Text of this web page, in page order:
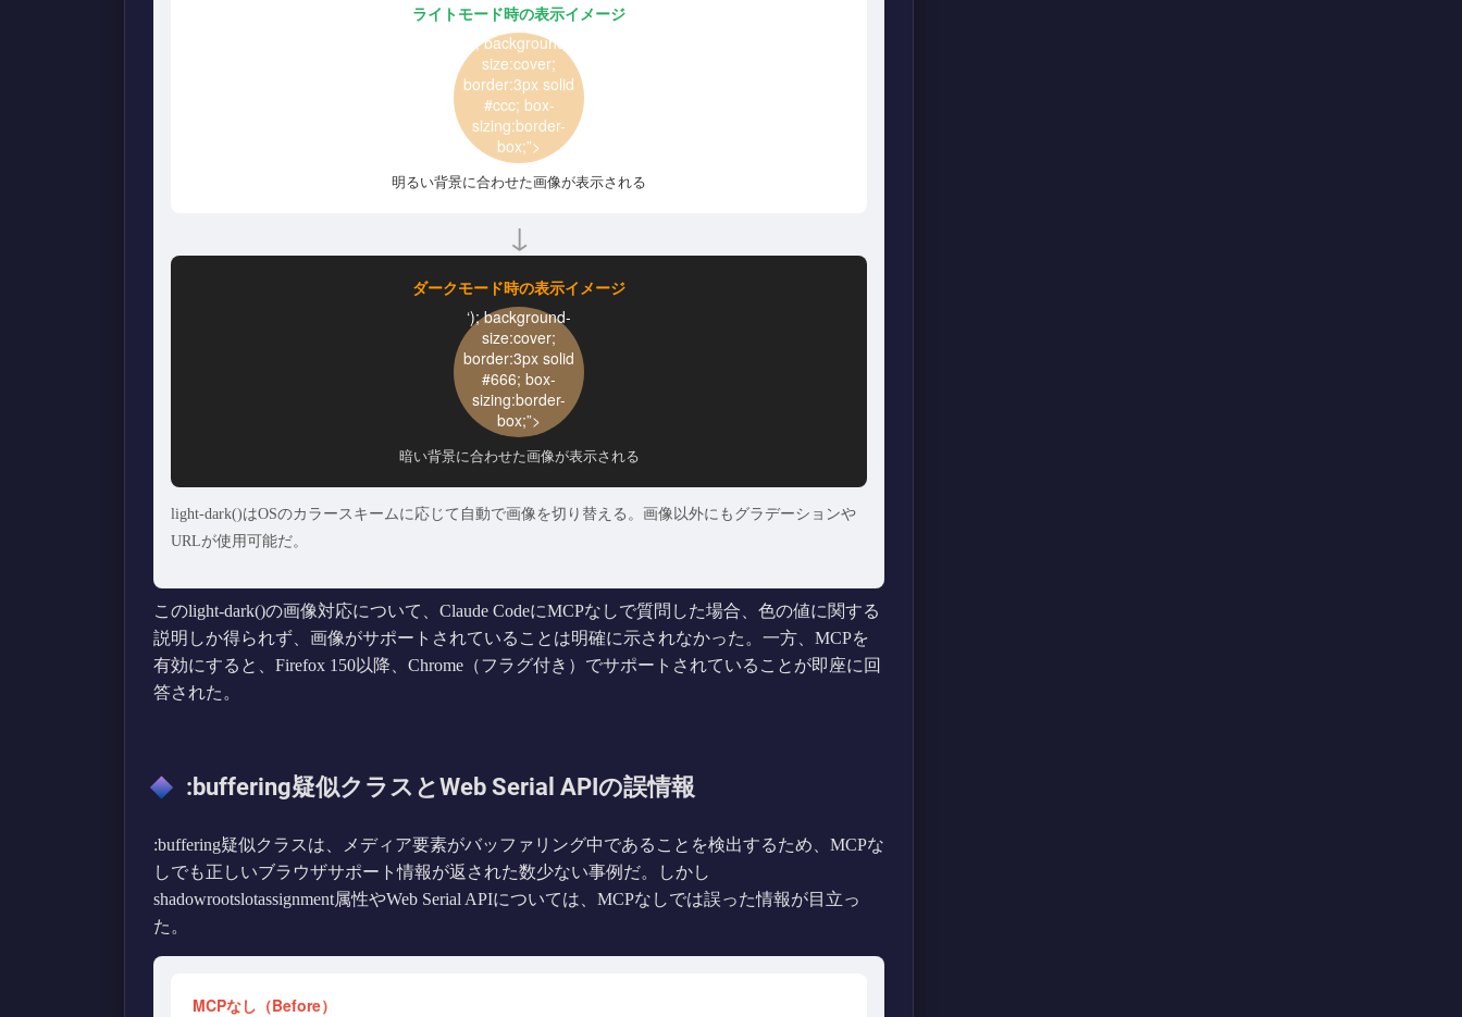
ライトモード時の表示イメージ
‘); background-
size:cover;
border:3px solid
#ccc; box-
sizing:border-
box;”>
明るい背景に合わせた画像が表示される
↓
ダークモード時の表示イメージ
‘); background-
size:cover;
border:3px solid
#666; box-
sizing:border-
box;”>
暗い背景に合わせた画像が表示される
light-dark()はOSのカラースキームに応じて自動で画像を切り替える。画像以外にもグラデーションや
URLが使用可能だ。
このlight-dark()の画像対応について、Claude CodeにMCPなしで質問した場合、色の値に関する
説明しか得られず、画像がサポートされていることは明確に示されなかった。一方、MCPを
有効にすると、Firefox 150以降、Chrome（フラグ付き）でサポートされていることが即座に回
答された。
:buffering疑似クラスとWeb Serial APIの誤情報
:buffering疑似クラスは、メディア要素がバッファリング中であることを検出するため、MCPな
しでも正しいブラウザサポート情報が返された数少ない事例だ。しかし
shadowrootslotassignment属性やWeb Serial APIについては、MCPなしでは誤った情報が目立っ
た。
MCPなし（Before）